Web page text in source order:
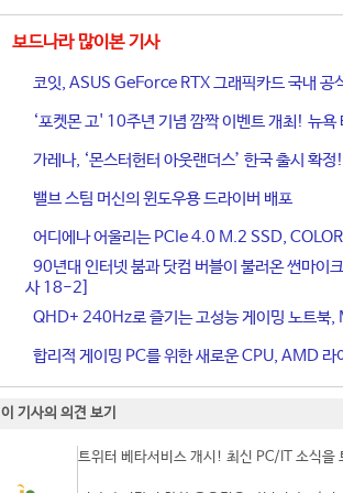
보드나라 많이본 기사
코잇, ASUS GeForce RTX 그래픽카드 국내 공
‘포켓몬 고' 10주년 기념 깜짝 이벤트 개최! 뉴욕
가레나, ‘몬스터헌터 아웃랜더스’ 한국 출시 확정!
밸브 스팀 머신의 윈도우용 드라이버 배포
어디에나 어울리는 PCIe 4.0 M.2 SSD,
90년대 인터넷 붐과 닷컴 버블이 불러온 썬마
사 18-2]
QHD+ 240Hz로 즐기는 고성능 게이밍 노트
합리적 게이밍 PC를 위한 새로운 CPU, AMD
이 기사의 의견 보기
트위터 베타서비스 개시! 최신 PC/IT 소식을